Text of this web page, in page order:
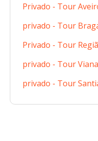
Privado - Tour
privado - Tour
Privado - Tour
privado - Tour
privado - Tour